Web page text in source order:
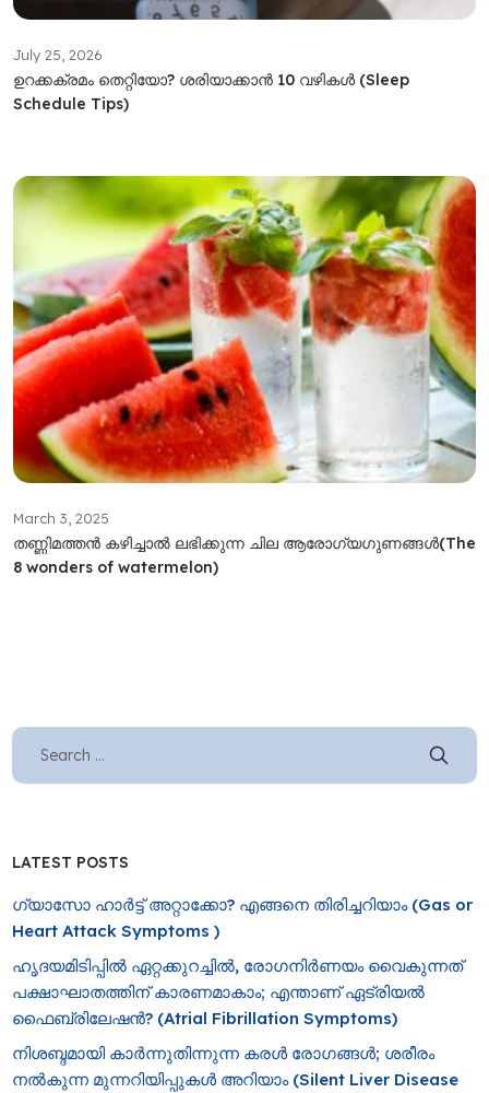
July 25, 2026
ഉറക്കക്രമം തെറ്റിയോ? ശരിയാക്കാൻ 10 വഴികൾ (Sleep
Schedule Tips)
March 3, 2025
തണ്ണിമത്തൻ കഴിച്ചാൽ‌ ലഭിക്കുന്ന ചില ആരോ​ഗ്യ​ഗുണങ്ങൾ(The
8 wonders of watermelon)
LATEST POSTS
ഗ്യാസോ ഹാർട്ട് അറ്റാക്കോ? എങ്ങനെ തിരിച്ചറിയാം (Gas or
Heart Attack Symptoms )
ഹൃദയമിടിപ്പിൽ ഏറ്റക്കുറച്ചിൽ, രോ​ഗനിർണയം വൈകുന്നത്
പക്ഷാഘാതത്തിന് കാരണമാകാം; എന്താണ് ഏട്രിയൽ
ഫൈബ്രിലേഷൻ? (Atrial Fibrillation Symptoms)
നിശബ്ദമായി കാർന്നുതിന്നുന്ന കരൾ രോഗങ്ങൾ; ശരീരം
നൽകുന്ന മുന്നറിയിപ്പുകൾ അറിയാം (Silent Liver Disease